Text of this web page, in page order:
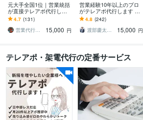
元大手全国1位｜営業統括
が直接テレアポ代行しま
す IS代行実績150社超え！
高品質・高実績で追加費
用一切不要！
4.7 (131)
営業代行・SNSのプロ 〜コアタクト〜
15,000 円
営業経験10年以上のプロ
がテレアポ代行します ア
ポ取得に拘ったテレアポ
をします！都度振り返り
を行います！
4.8 (242)
渡部慶太【営業代行のプロ】
15,000 円
テレアポ・架電代行の定番サービス